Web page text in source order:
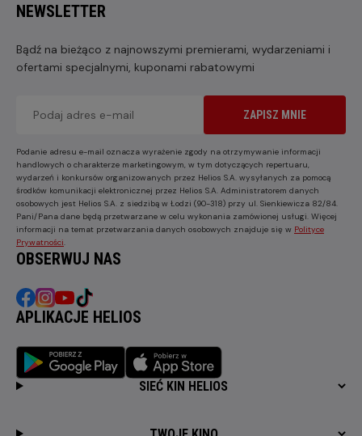
NEWSLETTER
Bądź na bieżąco z najnowszymi premierami, wydarzeniami i
ofertami specjalnymi, kuponami rabatowymi
ZAPISZ MNIE
Podanie adresu e-mail oznacza wyrażenie zgody na otrzymywanie informacji
handlowych o charakterze marketingowym, w tym dotyczących repertuaru,
wydarzeń i konkursów organizowanych przez Helios S.A. wysyłanych za pomocą
środków komunikacji elektronicznej przez Helios S.A. Administratorem danych
osobowych jest Helios S.A. z siedzibą w Łodzi (90-318) przy ul. Sienkiewicza 82/84.
Pani/Pana dane będą przetwarzane w celu wykonania zamówionej usługi. Więcej
informacji na temat przetwarzania danych osobowych znajduje się w Polityce
Prywatności
OBSERWUJ NAS
APLIKACJE HELIOS
SIEĆ KIN HELIOS